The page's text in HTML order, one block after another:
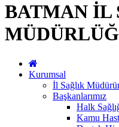
BATMAN İL
Kurumsal
İl Sağlık
Başkanlarımız
Halk
Kamu